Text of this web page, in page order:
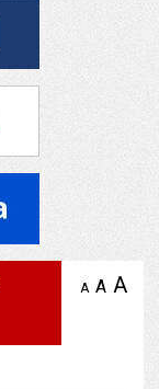
A zmniejsz
A A